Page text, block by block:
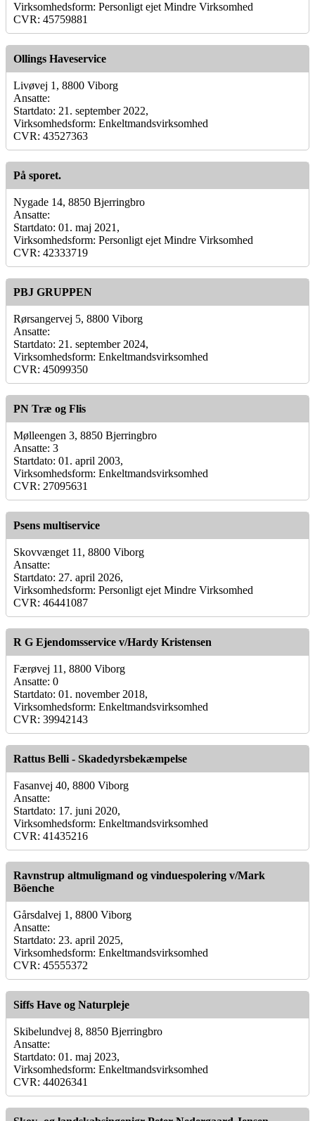
Virksomhedsform: Personligt ejet Mindre Virksomhed
CVR: 45759881
Ollings Haveservice
Livøvej 1, 8800 Viborg
Ansatte:
Startdato: 21. september 2022,
Virksomhedsform: Enkeltmandsvirksomhed
CVR: 43527363
På sporet.
Nygade 14, 8850 Bjerringbro
Ansatte:
Startdato: 01. maj 2021,
Virksomhedsform: Personligt ejet Mindre Virksomhed
CVR: 42333719
PBJ GRUPPEN
Rørsangervej 5, 8800 Viborg
Ansatte:
Startdato: 21. september 2024,
Virksomhedsform: Enkeltmandsvirksomhed
CVR: 45099350
PN Træ og Flis
Mølleengen 3, 8850 Bjerringbro
Ansatte: 3
Startdato: 01. april 2003,
Virksomhedsform: Enkeltmandsvirksomhed
CVR: 27095631
Psens multiservice
Skovvænget 11, 8800 Viborg
Ansatte:
Startdato: 27. april 2026,
Virksomhedsform: Personligt ejet Mindre Virksomhed
CVR: 46441087
R G Ejendomsservice v/Hardy Kristensen
Færøvej 11, 8800 Viborg
Ansatte: 0
Startdato: 01. november 2018,
Virksomhedsform: Enkeltmandsvirksomhed
CVR: 39942143
Rattus Belli - Skadedyrsbekæmpelse
Fasanvej 40, 8800 Viborg
Ansatte:
Startdato: 17. juni 2020,
Virksomhedsform: Enkeltmandsvirksomhed
CVR: 41435216
Ravnstrup altmuligmand og vinduespolering v/Mark
Böenche
Gårsdalvej 1, 8800 Viborg
Ansatte:
Startdato: 23. april 2025,
Virksomhedsform: Enkeltmandsvirksomhed
CVR: 45555372
Siffs Have og Naturpleje
Skibelundvej 8, 8850 Bjerringbro
Ansatte:
Startdato: 01. maj 2023,
Virksomhedsform: Enkeltmandsvirksomhed
CVR: 44026341